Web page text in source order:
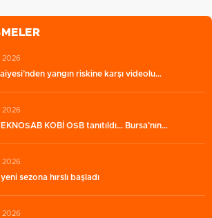
2026
yangın riskine karşı videolu…
2026
KOBİ OSB tanıtıldı... Bursa’nın…
2026
sezona hırslı başladı
2026